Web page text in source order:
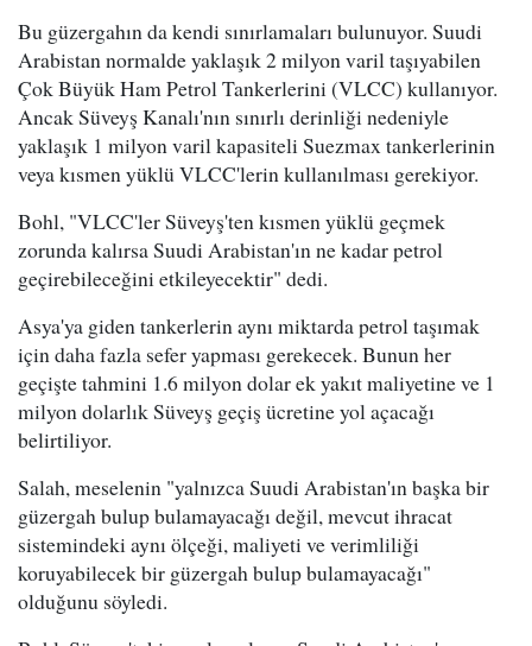
Bu güzergahın da kendi sınırlamaları bulunuyor. Suudi
Arabistan normalde yaklaşık 2 milyon varil taşıyabilen
Çok Büyük Ham Petrol Tankerlerini (VLCC) kullanıyor.
Ancak Süveyş Kanalı'nın sınırlı derinliği nedeniyle
yaklaşık 1 milyon varil kapasiteli Suezmax tankerlerinin
veya kısmen yüklü VLCC'lerin kullanılması gerekiyor.
Bohl, "VLCC'ler Süveyş'ten kısmen yüklü geçmek
zorunda kalırsa Suudi Arabistan'ın ne kadar petrol
geçirebileceğini etkileyecektir" dedi.
Asya'ya giden tankerlerin aynı miktarda petrol taşımak
için daha fazla sefer yapması gerekecek. Bunun her
geçişte tahmini 1.6 milyon dolar ek yakıt maliyetine ve 1
milyon dolarlık Süveyş geçiş ücretine yol açacağı
belirtiliyor.
Salah, meselenin "yalnızca Suudi Arabistan'ın başka bir
güzergah bulup bulamayacağı değil, mevcut ihracat
sistemindeki aynı ölçeği, maliyeti ve verimliliği
koruyabilecek bir güzergah bulup bulamayacağı"
olduğunu söyledi.